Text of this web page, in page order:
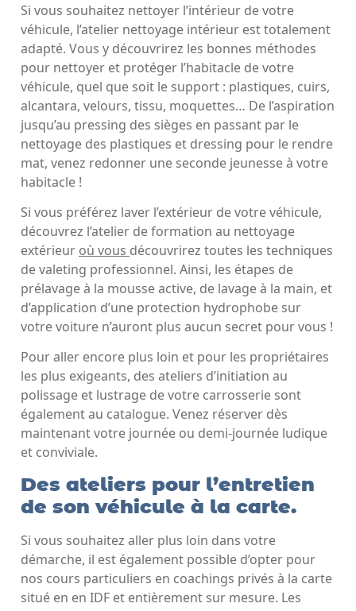
Si vous souhaitez nettoyer l’intérieur de votre
véhicule, l’atelier nettoyage intérieur est totalement
adapté. Vous y découvrirez les bonnes méthodes
pour nettoyer et protéger l’habitacle de votre
véhicule, quel que soit le support : plastiques, cuirs,
alcantara, velours, tissu, moquettes… De l’aspiration
jusqu’au pressing des sièges en passant par le
nettoyage des plastiques et dressing pour le rendre
mat, venez redonner une seconde jeunesse à votre
habitacle !
Si vous préférez laver l’extérieur de votre véhicule,
découvrez l’atelier de formation au nettoyage
extérieur où vous découvrirez toutes les techniques
de valeting professionnel. Ainsi, les étapes de
prélavage à la mousse active, de lavage à la main, et
d’application d’une protection hydrophobe sur
votre voiture n’auront plus aucun secret pour vous !
Pour aller encore plus loin et pour les propriétaires
les plus exigeants, des ateliers d’initiation au
polissage et lustrage de votre carrosserie sont
également au catalogue. Venez réserver dès
maintenant votre journée ou demi-journée ludique
et conviviale.
Des ateliers pour l’entretien
de son véhicule à la carte.
Si vous souhaitez aller plus loin dans votre
démarche, il est également possible d’opter pour
nos cours particuliers en coachings privés à la carte
situé en en IDF et entièrement sur mesure. Les